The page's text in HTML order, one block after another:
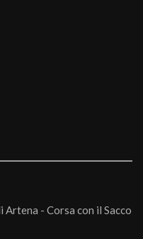
Artena - Corsa con il Sacco